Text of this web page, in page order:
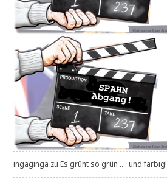
ingaginga zuEs grünt so grün .... und farbig!